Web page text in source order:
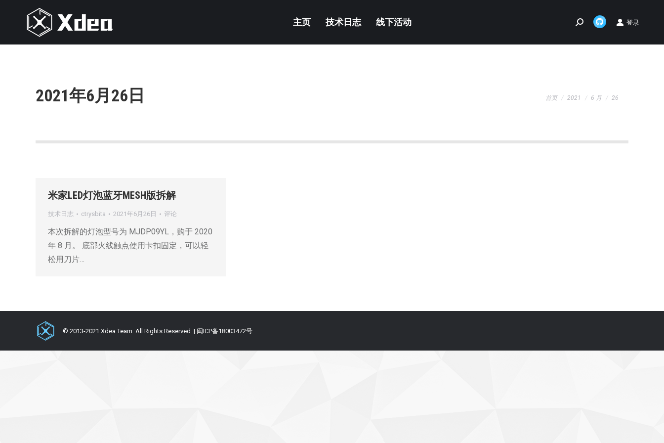
主页 技术日志 线下活动 Search:Github
登录
2021年6月26日 首页 2021 6 月 26
米家LED灯泡蓝牙MESH版拆解
技术日志 ctrysbita 2021年6月26日 评论
本次拆解的灯泡型号为 MJDP09YL，购于 2020
年 8 月。 底部火线触点使用卡扣固定，可以轻
松用刀片…
© 2013-2021 Xdea Team. All Rights Reserved. | 闽ICP备18003472号